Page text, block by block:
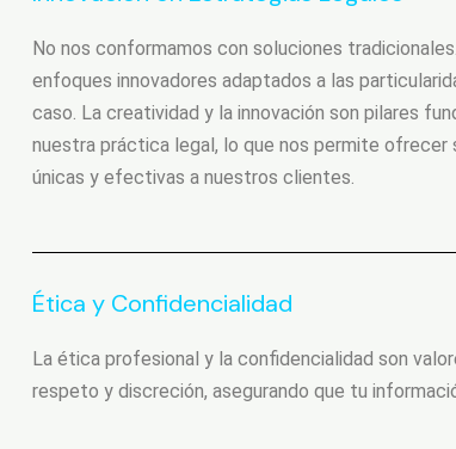
No nos conformamos con soluciones
enfoques innovadores adaptados a las
caso. La creatividad y la innovación son pilares
nuestra práctica legal, lo que nos permite ofrecer
únicas y efectivas a nuestros clientes.
Ética y Confidencialidad
La ética profesional y la confidencialidad son
respeto y discreción, asegurando que tu